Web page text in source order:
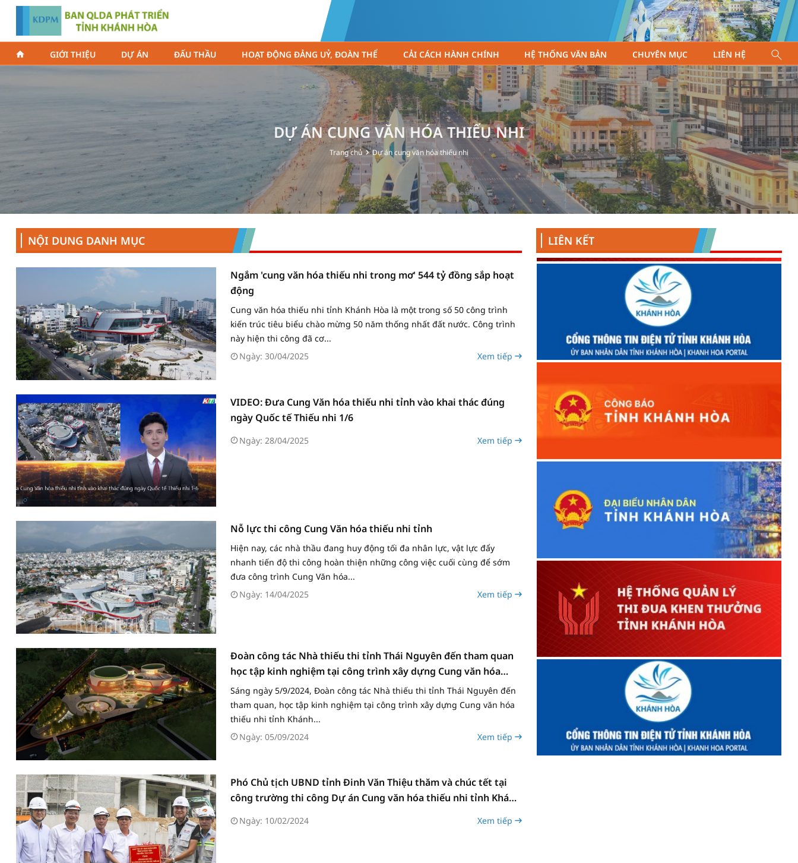
GIỚI THIỆU DỰ ÁN ĐẤU THẦU HOẠT ĐỘNG ĐẢNG UỶ, ĐOÀN THỂ CẢI CÁCH HÀNH CHÍNH HỆ THỐNG VĂN BẢN CHUYÊN MỤC LIÊN HỆ
DỰ ÁN CUNG VĂN HÓA THIẾU NHI
Trang chủ Dự án cung văn hóa thiếu nhi
NỘI DUNG DANH MỤC
Ngắm 'cung văn hóa thiếu nhi trong mơ' 544 tỷ đồng sắp hoạt
động
Cung văn hóa thiếu nhi tỉnh Khánh Hòa là một trong số 50 công trình
kiến trúc tiêu biểu chào mừng 50 năm thống nhất đất nước. Công trình
này hiện thi công đã cơ...
Ngày: 30/04/2025
Xem tiếp
VIDEO: Đưa Cung Văn hóa thiếu nhi tỉnh vào khai thác đúng
ngày Quốc tế Thiếu nhi 1/6
Ngày: 28/04/2025 Xem tiếp
Nỗ lực thi công Cung Văn hóa thiếu nhi tỉnh
Hiện nay, các nhà thầu đang huy động tối đa nhân lực, vật lực đẩy
nhanh tiến độ thi công hoàn thiện những công việc cuối cùng để sớm
đưa công trình Cung Văn hóa...
Ngày: 14/04/2025
Xem tiếp
Đoàn công tác Nhà thiếu thi tỉnh Thái Nguyên đến tham quan
học tập kinh nghiệm tại công trình xây dựng Cung văn hóa
thiếu nhi tỉnh Khánh Hòa
Sáng ngày 5/9/2024, Đoàn công tác Nhà thiếu thi tỉnh Thái Nguyên đến
tham quan, học tập kinh nghiệm tại công trình xây dựng Cung văn hóa
thiếu nhi tỉnh Khánh...
Ngày: 05/09/2024
Xem tiếp
Phó Chủ tịch UBND tỉnh Đinh Văn Thiệu thăm và chúc tết tại
công trường thi công Dự án Cung văn hóa thiếu nhi tỉnh Khánh
Ngày: 10/02/2024 Xem tiếp
LIÊN KẾT